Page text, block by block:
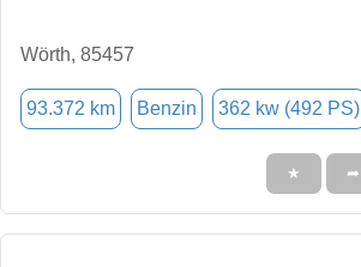
Wörth, 85457
93.372 km Benzin 362 kw (492 PS)
★ ➦